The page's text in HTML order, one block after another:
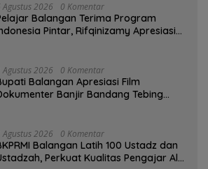
Agustus 2026 0 Komentar
Balangan Terima Program
Pintar, Rifqinizamy Apresiasi
Agustus 2026 0 Komentar
Balangan Apresiasi Film
Banjir Bandang Tebing
Agustus 2026 0 Komentar
Balangan Latih 100 Ustadz dan
Perkuat Kualitas Pengajar Al-